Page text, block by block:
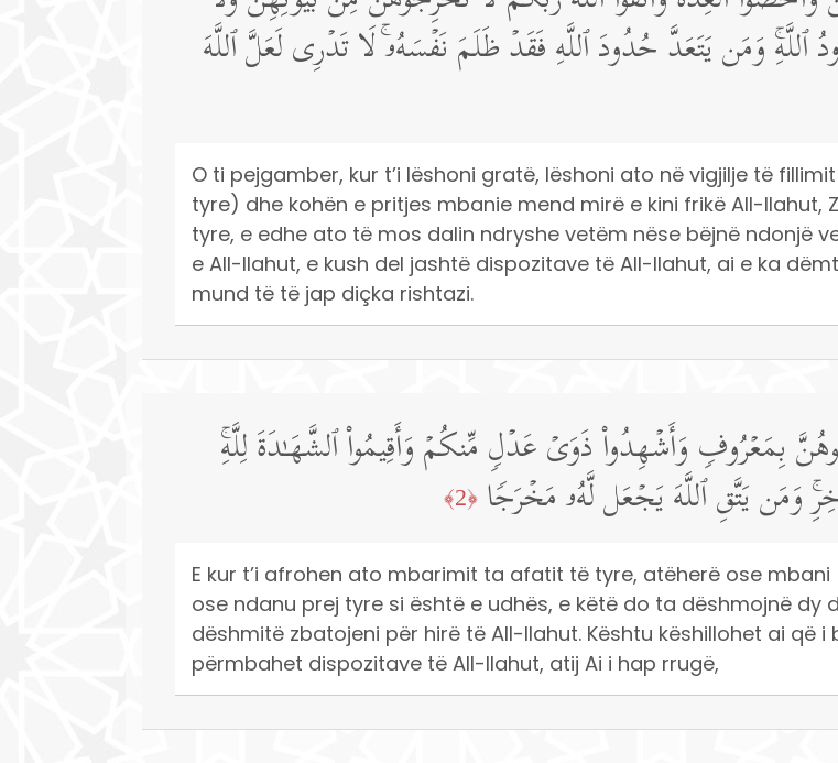
وَمَن یَتَعَدَّ حُدُودَ ٱللَّهِ فَقَدۡ ظَلَمَ نَفۡسَهُۥۚ لَا تَدۡرِی لَعَلَّ ٱللَّهَ
O ti pejgamber, kur t’i lëshoni gratë, lëshoni ato në vigjilje të
tyre) dhe kohën e pritjes mbanie mend mirë e kini frikë All-
tyre, e edhe ato të mos dalin ndryshe vetëm nëse bëjnë ndonjë
e All-llahut, e kush del jashtë dispozitave të All-llahut, ai e ka
mund të të jap diçka rishtazi.
بِمَعۡرُوفࣲ وَأَشۡهِدُوا۟ ذَوَیۡ عَدۡلࣲ مِّنكُمۡ وَأَقِیمُوا۟ ٱلشَّهَـٰدَةَ لِلَّهِۚ
وَمَن یَتَّقِ ٱللَّهَ یَجۡعَل لَّهُۥ مَخۡرَجࣰا ﴿2﴾
E kur t’i afrohen ato mbarimit ta afatit të tyre, atëherë ose
ose ndanu prej tyre si është e udhës, e këtë do ta dëshmojnë
dëshmitë zbatojeni për hirë të All-llahut. Kështu këshillohet ai që
përmbahet dispozitave të All-llahut, atij Ai i hap rrugë,